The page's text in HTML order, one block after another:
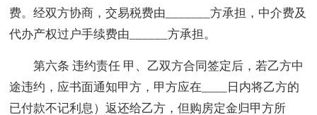
费。经双方协商，交易税费由_______方承担，中介费及
代办产权过户手续费由______方承担。
第六条 违约责任 甲、乙双方合同签定后，若乙方中
途违约，应书面通知甲方，甲方应在____日内将乙方的
已付款不记利息）返还给乙方，但购房定金归甲方所